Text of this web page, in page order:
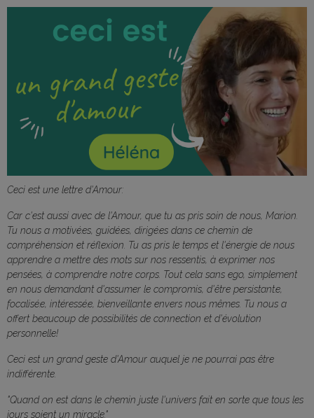
Ceci est une lettre d'Amour:
Car c'est aussi avec de l'Amour, que tu as pris soin de nous, Marion.
Tu nous a motivé.es, guidé.es, dirigé.es dans ce chemin de
compréhension et réflexion. Tu as pris le temps et l'énergie de nous
apprendre a mettre des mots sur nos ressentis, à exprimer nos
pensées, à comprendre notre corps. Tout cela sans ego, simplement
en nous demandant d'assumer le compromis, d'être persistant.e,
focalisé.e, intéressé.e, bienveillant.e envers nous mêmes. Tu nous a
offert beaucoup de possibilités de connection et d'évolution
personnelle!
Ceci est un grand geste d'Amour auquel je ne pourrai pas être
indifférente.
"Quand on est dans le chemin juste l'univers fait en sorte que tous les
jours soient un miracle."